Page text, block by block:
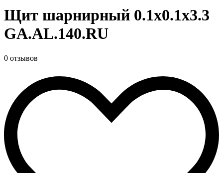
Щит шарнирный 0.1х0.1х3.3
GA.AL.140.RU
0 отзывов